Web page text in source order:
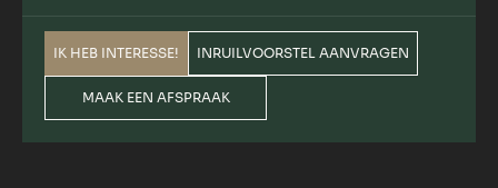
IK HEB INTERESSE! INRUILVOORSTEL AANVRAGEN
MAAK EEN AFSPRAAK